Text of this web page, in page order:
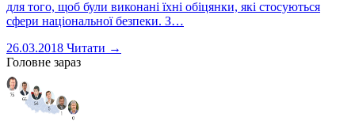
для того, щоб були виконані їхні обіцянки, які стосуються
сфери національної безпеки. З…
26.03.2018 Читати →
Головне зараз